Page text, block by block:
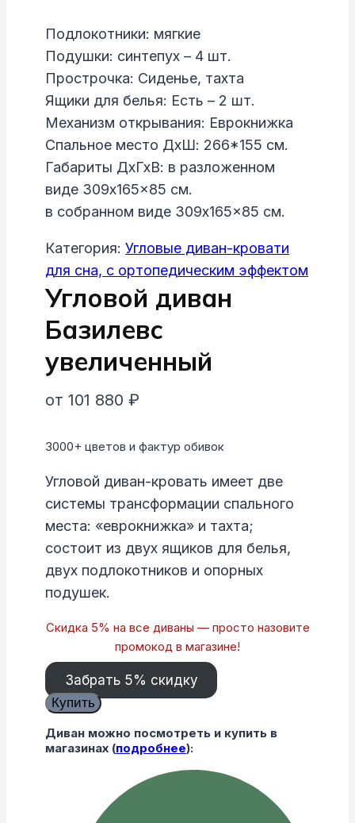
Подлокотники: мягкие
Подушки: синтепух – 4 шт.
Прострочка: Сиденье, тахта
Ящики для белья: Есть – 2 шт.
Механизм открывания: Еврокнижка
Спальное место ДхШ: 266*155 см.
Габариты ДхГхВ: в разложенном
виде 309x165x85 см.
в собранном виде 309x165x85 см.
Категория: Угловые диван-кровати
для сна, с ортопедическим эффектом
Угловой диван
Базилевс
увеличенный
от 101 880 ₽
3000+ цветов и фактур обивок
Угловой диван-кровать имеет две
системы трансформации спального
места: «еврокнижка» и тахта;
состоит из двух ящиков для белья,
двух подлокотников и опорных
подушек.
Скидка 5% на все диваны — просто назовите
промокод в магазине!
Забрать 5% скидку
Количество
Угловой
увеличенный
Купить
Диван можно посмотреть и купить в
магазинах (подробнее):